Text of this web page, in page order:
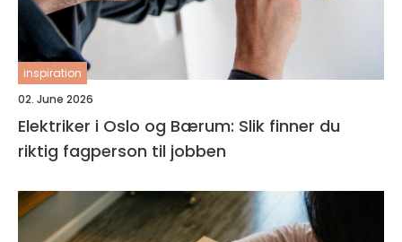
inspiration
02. June 2026
Elektriker i Oslo og Bærum: Slik finner du
riktig fagperson til jobben